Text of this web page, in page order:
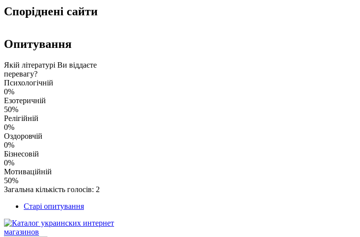
Споріднені сайти
Опитування
Якій літературі Ви віддаєте
перевагу?
Психологічній
0%
Езотеричній
50%
Релігійній
0%
Оздоровчій
0%
Бізнесовій
0%
Мотиваційній
50%
Загальна кількість голосів: 2
Старі опитування